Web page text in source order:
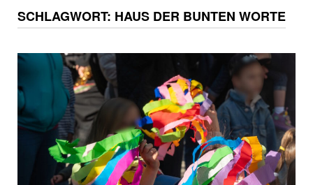
SCHLAGWORT: HAUS DER BUNTEN WORTE
Open post